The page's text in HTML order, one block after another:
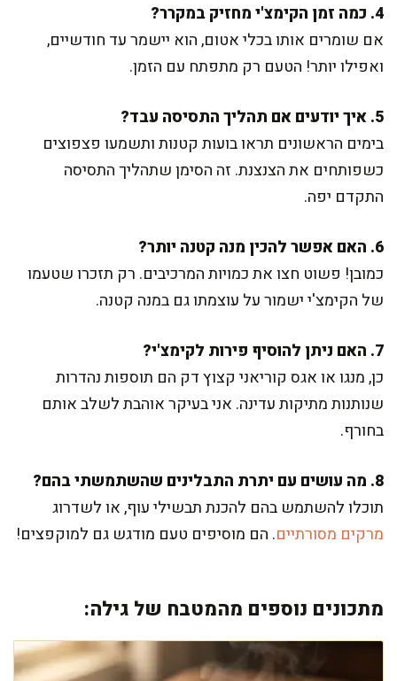
4. כמה זמן הקימצ'י מחזיק במקרר?
אם שומרים אותו בכלי אטום, הוא יישמר עד חודשיים,
ואפילו יותר! הטעם רק מתפתח עם הזמן.
5. איך יודעים אם תהליך התסיסה עבד?
בימים הראשונים תראו בועות קטנות ותשמעו פצפוצים
כשפותחים את הצנצנת. זה הסימן שתהליך התסיסה
התקדם יפה.
6. האם אפשר להכין מנה קטנה יותר?
כמובן! פשוט חצו את כמויות המרכיבים. רק תזכרו שטעמו
של הקימצ'י ישמור על עוצמתו גם במנה קטנה.
7. האם ניתן להוסיף פירות לקימצ'י?
כן, מנגו או אגס קוריאני קצוץ דק הם תוספות נהדרות
שנותנות מתיקות עדינה. אני בעיקר אוהבת לשלב אותם
בחורף.
8. מה עושים עם יתרת התבלינים שהשתמשתי בהם?
תוכלו להשתמש בהם להכנת תבשילי עוף, או לשדרוג
מרקים מסורתיים. הם מוסיפים טעם מודגש גם למוקפצים!
מתכונים נוספים מהמטבח של גילה: